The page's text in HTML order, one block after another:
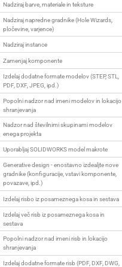
Nadziraj barve, materiale in teksture
Nadziraj napredne gradnike (Hole Wizards,
pločevine, varjence)
Nadziraj instance
Zamenjaj komponente
Izdelaj dodatne formate modelov (STEP, STL,
PDF, DXF, JPEG, ipd.)
Popolni nadzor nad imeni modelov in lokacijo
shranjevanja
Nadzor nad številnimi skupinami modelov
enega projekta
Uporabljaj SOLIDWORKS model makrote
Generative design - enostavno izdealjte nove
gradnike (konfiguracije, vstavi komponente,
povazave, ipd.)
Izdelaj risbo iz posameznega kosa in sestava
Izdelaj več risb iz posameznega kosa in
sestava
Popolni nadzor nad imeni risb in lokacijo
shranjevanja
Izdelaj dodatne formate risb (PDF, DXF, DWG,